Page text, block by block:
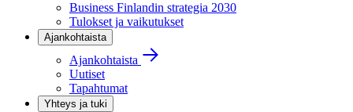
Business Finlandin strategia 2030
Tulokset ja vaikutukset
Ajankohtaista
Ajankohtaista
Uutiset
Tapahtumat
Yhteys ja tuki